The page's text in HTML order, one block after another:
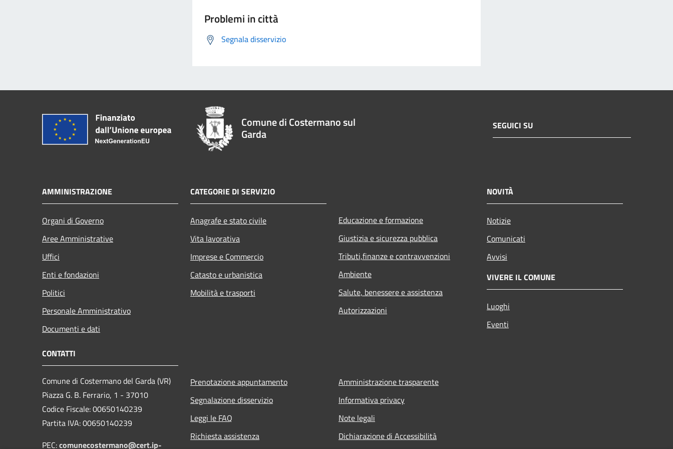
Problemi in città
Segnala disservizio
Comune di Costermano sul
Garda
SEGUICI SU
AMMINISTRAZIONE
Organi di Governo
Aree Amministrative
Uffici
Enti e fondazioni
Politici
Personale Amministrativo
Documenti e dati
CATEGORIE DI SERVIZIO
Anagrafe e stato civile
Vita lavorativa
Imprese e Commercio
Catasto e urbanistica
Mobilità e trasporti
Educazione e formazione
Giustizia e sicurezza pubblica
Tributi,finanze e contravvenzioni
Ambiente
Salute, benessere e assistenza
Autorizzazioni
NOVITÀ
Notizie
Comunicati
Avvisi
VIVERE IL COMUNE
Luoghi
Eventi
CONTATTI
Comune di Costermano del Garda (VR)
Piazza G. B. Ferrario, 1 - 37010
Codice Fiscale: 00650140239
Partita IVA: 00650140239
PEC:comunecostermano@cert.ip-
Prenotazione appuntamento
Segnalazione disservizio
Leggi le FAQ
Richiesta assistenza
Amministrazione trasparente
Informativa privacy
Note legali
Dichiarazione di Accessibilità